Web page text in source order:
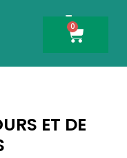
0
ET DE